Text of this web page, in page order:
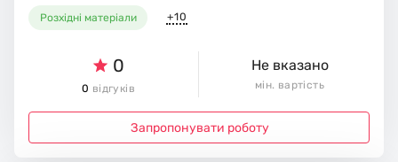
Розхідні матеріали +10
0
0 відгуків
Не вказано
мін. вартість
Запропонувати роботу